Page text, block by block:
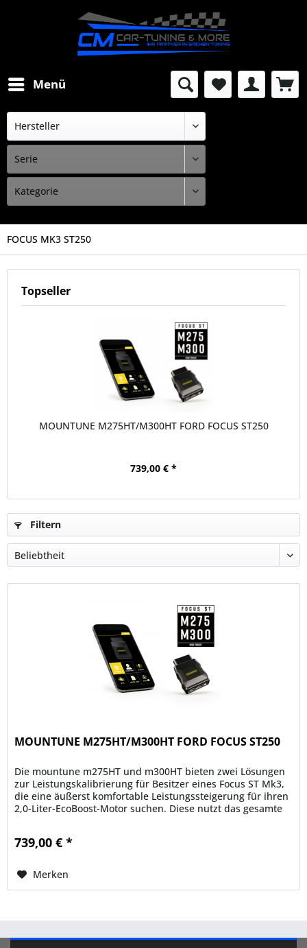
Menü
FOCUS MK3 ST250
Topseller
MOUNTUNE M275HT/M300HT FORD FOCUS ST250
739,00 € *
Filtern
MOUNTUNE M275HT/M300HT FORD FOCUS ST250
Die mountune m275HT und m300HT bieten zwei Lösungen
zur Leistungskalibrierung für Besitzer eines Focus ST Mk3,
die eine äußerst komfortable Leistungssteigerung für ihren
2,0-Liter-EcoBoost-Motor suchen. Diese nutzt das gesamte
739,00 € *
Merken